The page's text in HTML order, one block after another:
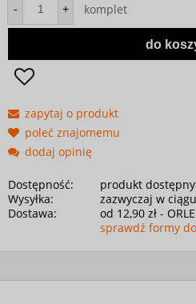
- + komplet
do
zapytaj o produkt
poleć znajomemu
dodaj opinię
Dostępność:
produkt dostępny
Wysyłka:
zazwyczaj w
Dostawa:
od 12,90 zł -
sprawdź formy